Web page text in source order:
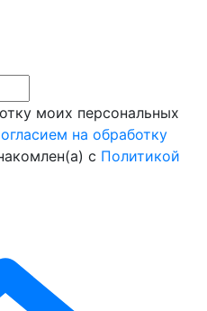
моих персональных
на обработку
с Политикой